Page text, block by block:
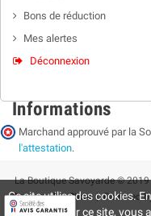
Bons de réduction
Mes alertes
Déconnexion
Informations
Marchand approuvé par la
l'attestation.
La Boutique Savoyarde ©
Supermarket Store| Powered
Ce site utilise des cookies.
navigation sur ce site, vous